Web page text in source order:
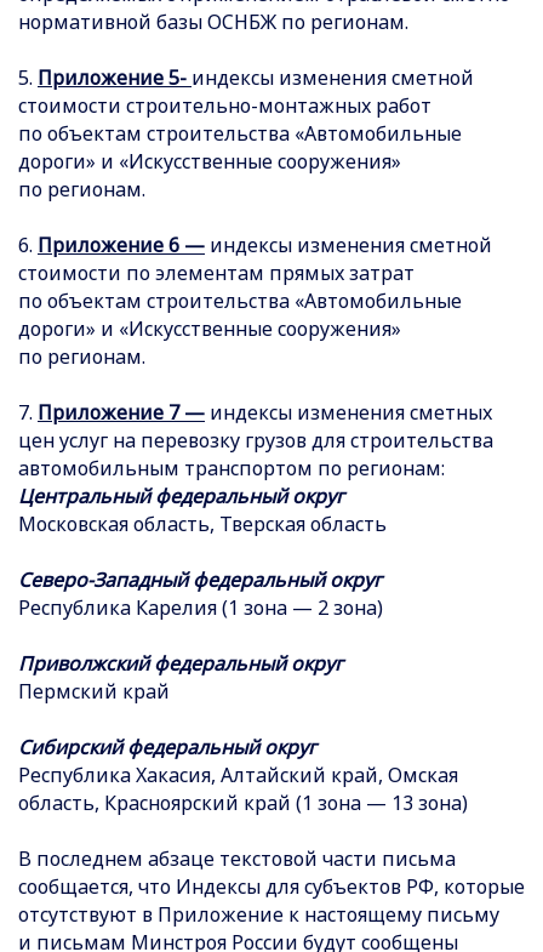
нормативной базы ОСНБЖ по регионам.
5. Приложение 5- индексы изменения сметной
стоимости строительно-монтажных работ
по объектам строительства «Автомобильные
дороги» и «Искусственные сооружения»
по регионам.
6. Приложение 6 — индексы изменения сметной
стоимости по элементам прямых затрат
по объектам строительства «Автомобильные
дороги» и «Искусственные сооружения»
по регионам.
7. Приложение 7 — индексы изменения сметных
цен услуг на перевозку грузов для строительства
автомобильным транспортом по регионам:
Центральный федеральный округ
Московская область, Тверская область
Северо-Западный федеральный округ
Республика Карелия (1 зона — 2 зона)
Приволжский федеральный округ
Пермский край
Сибирский федеральный округ
Республика Хакасия, Алтайский край, Омская
область, Красноярский край (1 зона — 13 зона)
В последнем абзаце текстовой части письма
сообщается, что Индексы для субъектов РФ, которые
отсутствуют в Приложение к настоящему письму
и письмам Минстроя России будут сообщены